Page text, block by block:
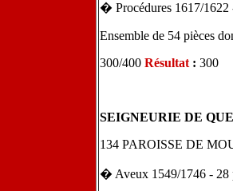
� Procédures 1617/1622
Ensemble de 54 pièces
300/400 Résultat : 300
SEIGNEURIE DE
134 PAROISSE DE
� Aveux 1549/1746 - 28